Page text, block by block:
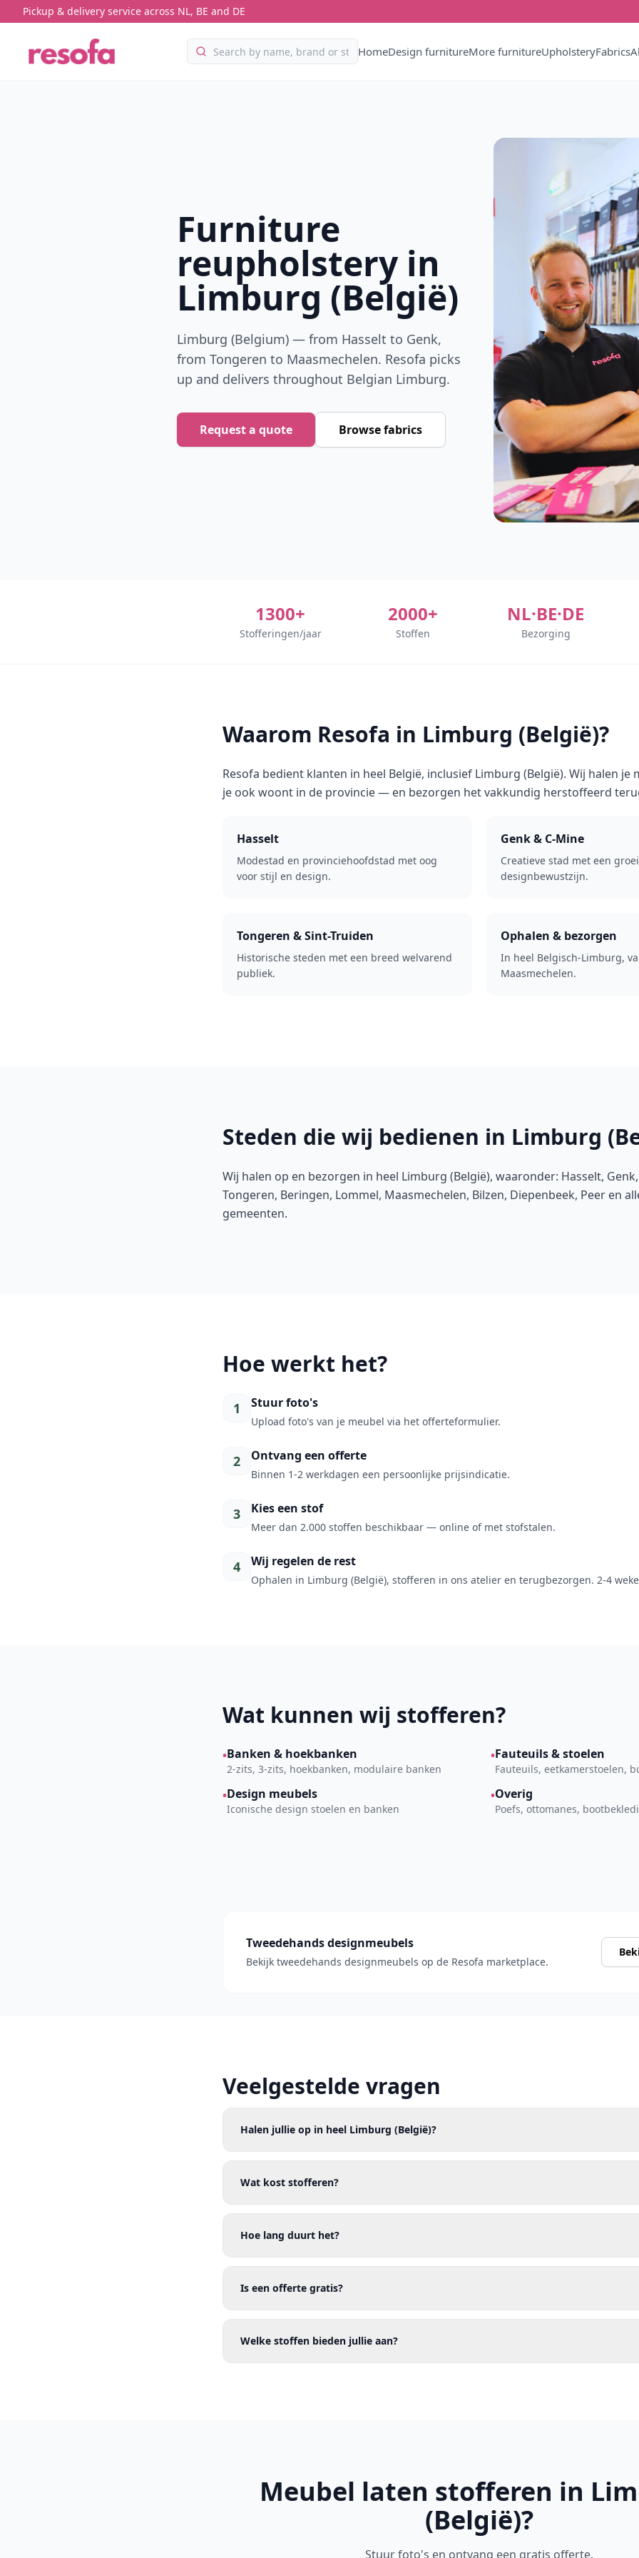
Pickup & delivery service across NL, BE and DE
HomeDesign furnitureMore furnitureUpholsteryFabrics
Furniture
reupholstery in
Limburg (België)
Limburg (Belgium) — from Hasselt to Genk,
from Tongeren to Maasmechelen. Resofa picks
up and delivers throughout Belgian Limburg.
Request a quote Browse fabrics
1300+
Stofferingen/jaar
2000+
Stoffen
NL·BE·DE
Bezorging
Waarom Resofa in Limburg (België)?
Resofa bedient klanten in heel België, inclusief Limburg (België). Wij halen
je ook woont in de provincie — en bezorgen het vakkundig herstoffeerd
Hasselt
Modestad en provinciehoofdstad met oog
voor stijl en design.
Genk & C-Mine
Creatieve stad met een
designbewustzijn.
Tongeren & Sint-Truiden
Historische steden met een breed welvarend
publiek.
Ophalen & bezorgen
In heel Belgisch-Limburg,
Maasmechelen.
Steden die wij bedienen in Limburg
Wij halen op en bezorgen in heel Limburg (België), waaronder: Hasselt,
Tongeren, Beringen, Lommel, Maasmechelen, Bilzen, Diepenbeek, Peer en
gemeenten.
Hoe werkt het?
1 Stuur foto's
Upload foto's van je meubel via het offerteformulier.
2 Ontvang een offerte
Binnen 1-2 werkdagen een persoonlijke prijsindicatie.
3 Kies een stof
Meer dan 2.000 stoffen beschikbaar — online of met stofstalen.
4 Wij regelen de rest
Ophalen in Limburg (België), stofferen in ons atelier en terugbezorgen. 2-4
Wat kunnen wij stofferen?
•Banken & hoekbanken
2-zits, 3-zits, hoekbanken, modulaire banken
•Fauteuils & stoelen
Fauteuils, eetkamerstoelen,
•Design meubels
Iconische design stoelen en banken
•Overig
Poefs, ottomanes,
Tweedehands designmeubels
Bekijk tweedehands designmeubels op de Resofa marketplace.
Veelgestelde vragen
Halen jullie op in heel Limburg (België)?
Wat kost stofferen?
Hoe lang duurt het?
Is een offerte gratis?
Welke stoffen bieden jullie aan?
Meubel laten stofferen in
(België)?
Stuur foto's en ontvang een gratis offerte.